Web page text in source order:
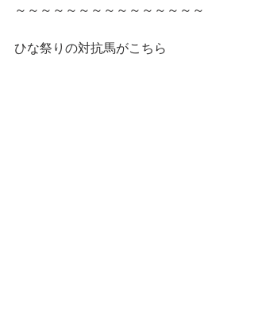
～～～～～～～～～～～～～～～
ひな祭りの対抗馬がこちら